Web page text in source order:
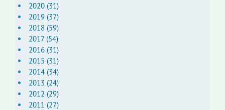
2020 (31)
2019 (37)
2018 (59)
2017 (54)
2016 (31)
2015 (31)
2014 (34)
2013 (24)
2012 (29)
2011 (27)